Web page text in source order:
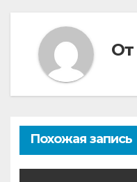
От
Похожая запись